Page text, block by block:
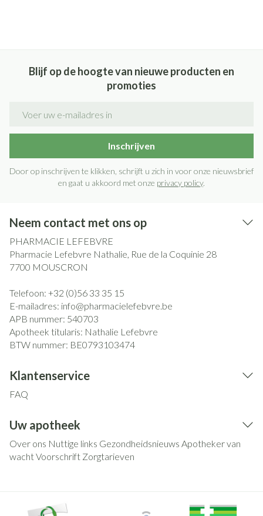
Blijf op de hoogte van nieuwe producten en
promoties
Inschrijven
Door op inschrijven te klikken, schrijft u zich in voor onze nieuwsbrief
en gaat u akkoord met onze privacy policy.
Neem contact met ons op
PHARMACIE LEFEBVRE
Pharmacie Lefebvre Nathalie, Rue de la Coquinie 28
7700 MOUSCRON
Telefoon: +32 (0)56 33 35 15
E-mailadres: info@pharmacielefebvre.be
APB nummer: 540703
Apotheek titularis: Nathalie Lefebvre
BTW nummer: BE0793103474
Klantenservice
FAQ
Uw apotheek
Over ons Nuttige links Gezondheidsnieuws Apotheker van
wachtVoorschrift Zorgtarieven